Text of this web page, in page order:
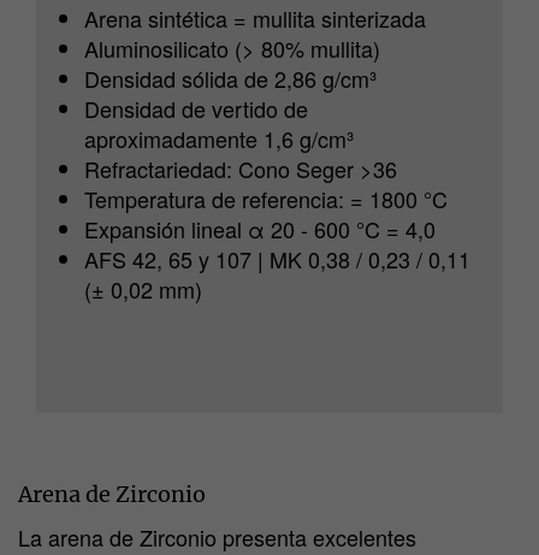
Arena sintética = mullita sinterizada
Aluminosilicato (> 80% mullita)
Densidad sólida de 2,86 g/cm³
Densidad de vertido de
aproximadamente 1,6 g/cm³
Refractariedad: Cono Seger >36
Temperatura de referencia: = 1800 °C
Expansión lineal α 20 - 600 °C = 4,0
AFS 42, 65 y 107 | MK 0,38 / 0,23 / 0,11
(± 0,02 mm)
Arena de Zirconio
La arena de Zirconio presenta excelentes